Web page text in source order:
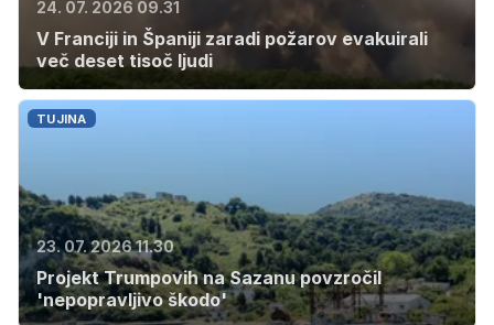
24. 07. 2026 09.31
V Franciji in Španiji zaradi požarov evakuirali
več deset tisoč ljudi
TUJINA
23. 07. 2026 11.30
Projekt Trumpovih na Sazanu povzročil
'nepopravljivo škodo'